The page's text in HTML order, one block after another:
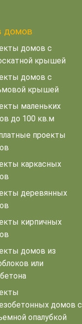
домов
домов с
крышей
домов с
крышей
маленьких
до 100 кв.м
проекты
каркасных
деревянных
кирпичных
домов из
или
домов с
опалубкой